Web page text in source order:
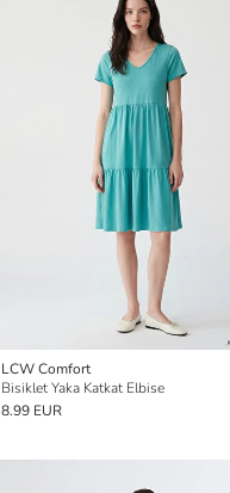
LCW Comfort
Bisiklet Yaka Katkat Elbise
8.99 EUR